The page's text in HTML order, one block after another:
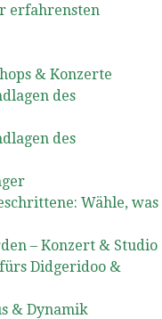
erfahrensten
& Konzerte
des
des
Wähle, was
– Konzert & Studio
Didgeridoo &
& Dynamik